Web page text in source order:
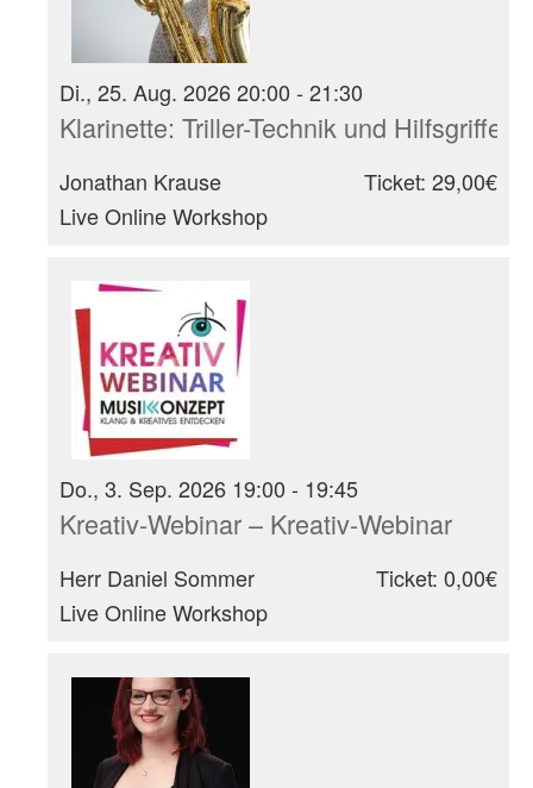
Di., 25. Aug. 2026 20:00 - 21:30
Klarinette: Triller-Technik und Hilfsgriffe
Jonathan Krause
Live Online Workshop
Ticket: 29,00€
Do., 3. Sep. 2026 19:00 - 19:45
Kreativ-Webinar – Kreativ-Webinar
Herr Daniel Sommer
Live Online Workshop
Ticket: 0,00€